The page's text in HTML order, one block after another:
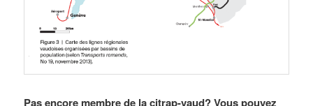
Pas encore membre de la citrap-vaud? Vous pouvez